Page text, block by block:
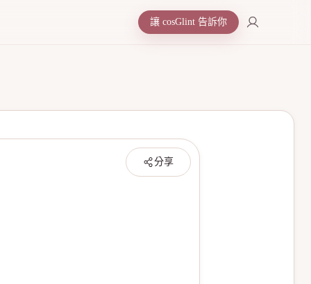
讓 cosGlint 告訴你
分享